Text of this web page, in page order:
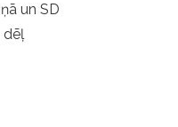
un SD
dēļ